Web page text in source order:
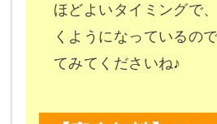
ほどよいタイミングで、
くようになっているの
てみてくださいね♪